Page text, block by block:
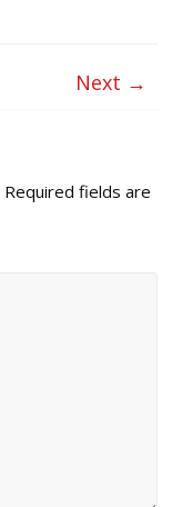
Next →
Required fields are